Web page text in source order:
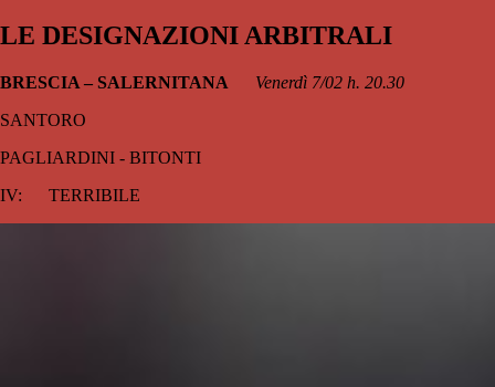
LE DESIGNAZIONI ARBITRALI
BRESCIA – SALERNITANA
Venerdì 7/02 h. 20.30
SANTORO
PAGLIARDINI - BITONTI
IV: TERRIBILE